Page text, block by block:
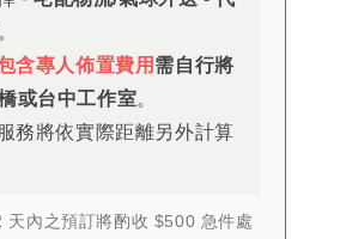
。
含專人佈置費用 需自行將
或台中工作室。
務將依實際距離另外計算
內之預訂將酌收 $500 急件處